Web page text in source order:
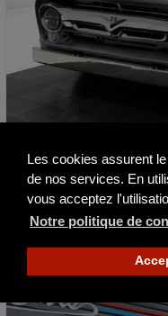
Les cookies assurent
de nos services. En
vous acceptez
Notre politique de
Ford Pick-up F100
1956 2581 mi
103 500 €